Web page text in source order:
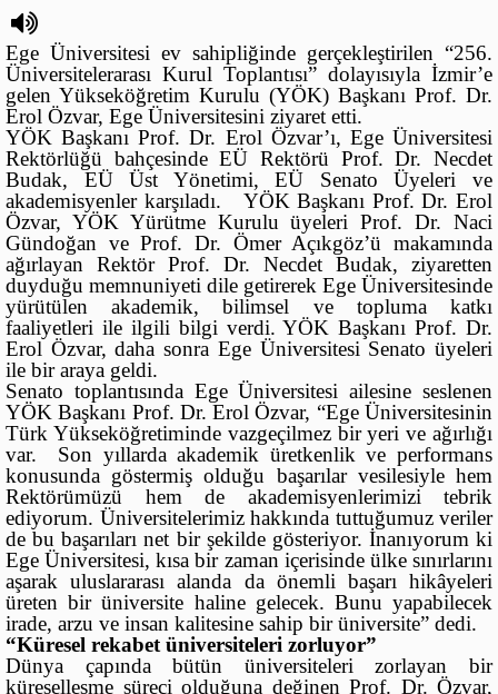
Ege Üniversitesi ev sahipliğinde gerçekleştirilen “256.
Üniversitelerarası Kurul Toplantısı” dolayısıyla İzmir’e
gelen Yükseköğretim Kurulu (YÖK) Başkanı Prof. Dr.
Erol Özvar, Ege Üniversitesini ziyaret etti.
YÖK Başkanı Prof. Dr. Erol Özvar’ı, Ege Üniversitesi
Rektörlüğü bahçesinde EÜ Rektörü Prof. Dr. Necdet
Budak, EÜ Üst Yönetimi, EÜ Senato Üyeleri ve
akademisyenler karşıladı. YÖK Başkanı Prof. Dr. Erol
Özvar, YÖK Yürütme Kurulu üyeleri Prof. Dr. Naci
Gündoğan ve Prof. Dr. Ömer Açıkgöz’ü makamında
ağırlayan Rektör Prof. Dr. Necdet Budak, ziyaretten
duyduğu memnuniyeti dile getirerek Ege Üniversitesinde
yürütülen akademik, bilimsel ve topluma katkı
faaliyetleri ile ilgili bilgi verdi. YÖK Başkanı Prof. Dr.
Erol Özvar, daha sonra Ege Üniversitesi Senato üyeleri
ile bir araya geldi.
Senato toplantısında Ege Üniversitesi ailesine seslenen
YÖK Başkanı Prof. Dr. Erol Özvar, “Ege Üniversitesinin
Türk Yükseköğretiminde vazgeçilmez bir yeri ve ağırlığı
var. Son yıllarda akademik üretkenlik ve performans
konusunda göstermiş olduğu başarılar vesilesiyle hem
Rektörümüzü hem de akademisyenlerimizi tebrik
ediyorum. Üniversitelerimiz hakkında tuttuğumuz veriler
de bu başarıları net bir şekilde gösteriyor. İnanıyorum ki
Ege Üniversitesi, kısa bir zaman içerisinde ülke sınırlarını
aşarak uluslararası alanda da önemli başarı hikâyeleri
üreten bir üniversite haline gelecek. Bunu yapabilecek
irade, arzu ve insan kalitesine sahip bir üniversite” dedi.
“Küresel rekabet üniversiteleri zorluyor”
Dünya çapında bütün üniversiteleri zorlayan bir
küreselleşme süreci olduğuna değinen Prof. Dr. Özvar,